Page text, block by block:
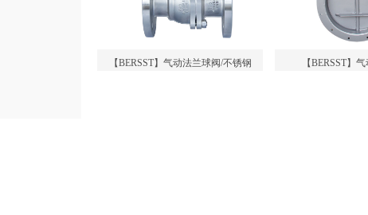
【BERSST】气动法兰球阀/不锈钢 【BERSST】